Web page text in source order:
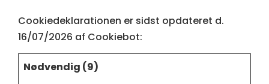
Cookiedeklarationen er sidst opdateret d.
16/07/2026 af Cookiebot:
Nødvendig (9)